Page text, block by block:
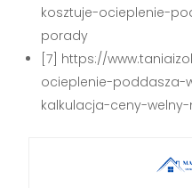
kosztuje-ocieplenie-
porady
[7] https://
ocieplenie-poddasza-
kalkulacja-ceny-